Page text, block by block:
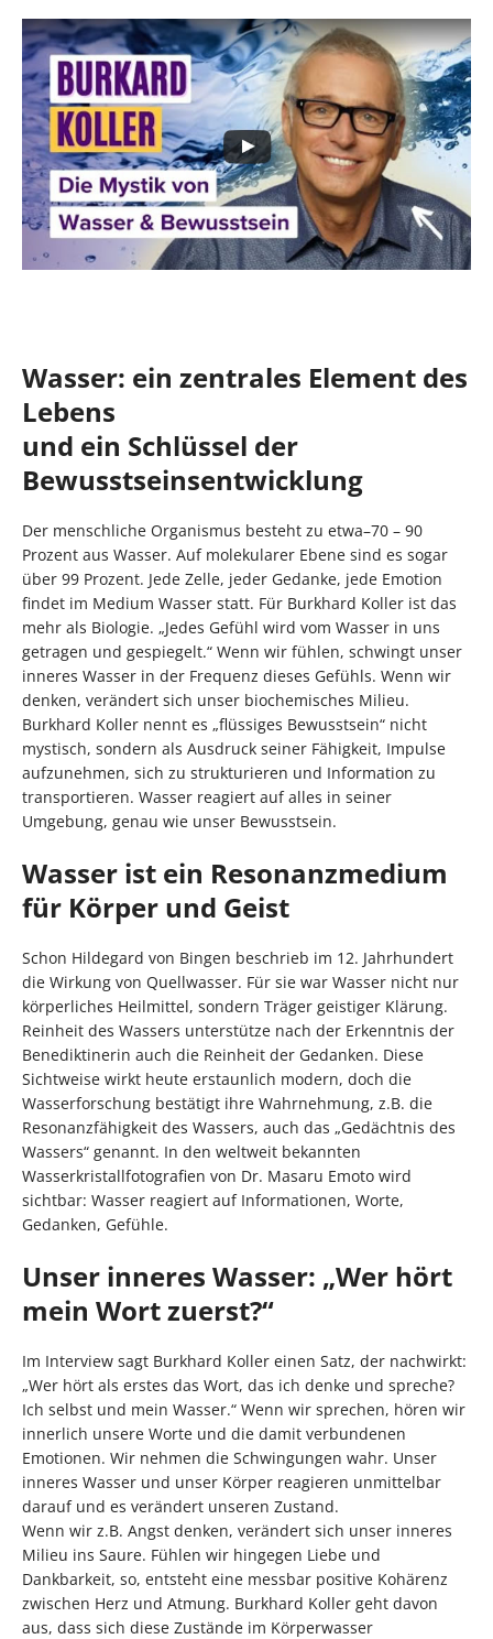
Wasser: ein zentrales Element des
Lebens
und ein Schlüssel der
Bewusstseinsentwicklung
Der menschliche Organismus besteht zu etwa–70 – 90
Prozent aus Wasser. Auf molekularer Ebene sind es sogar
über 99 Prozent. Jede Zelle, jeder Gedanke, jede Emotion
findet im Medium Wasser statt. Für Burkhard Koller ist das
mehr als Biologie. „Jedes Gefühl wird vom Wasser in uns
getragen und gespiegelt.“ Wenn wir fühlen, schwingt unser
inneres Wasser in der Frequenz dieses Gefühls. Wenn wir
denken, verändert sich unser biochemisches Milieu.
Burkhard Koller nennt es „flüssiges Bewusstsein“ nicht
mystisch, sondern als Ausdruck seiner Fähigkeit, Impulse
aufzunehmen, sich zu strukturieren und Information zu
transportieren. Wasser reagiert auf alles in seiner
Umgebung, genau wie unser Bewusstsein.
Wasser ist ein Resonanzmedium
für Körper und Geist
Schon Hildegard von Bingen beschrieb im 12. Jahrhundert
die Wirkung von Quellwasser. Für sie war Wasser nicht nur
körperliches Heilmittel, sondern Träger geistiger Klärung.
Reinheit des Wassers unterstütze nach der Erkenntnis der
Benediktinerin auch die Reinheit der Gedanken. Diese
Sichtweise wirkt heute erstaunlich modern, doch die
Wasserforschung bestätigt ihre Wahrnehmung, z.B. die
Resonanzfähigkeit des Wassers, auch das „Gedächtnis des
Wassers“ genannt. In den weltweit bekannten
Wasserkristallfotografien von Dr. Masaru Emoto wird
sichtbar: Wasser reagiert auf Informationen, Worte,
Gedanken, Gefühle.
Unser inneres Wasser: „Wer hört
mein Wort zuerst?“
Im Interview sagt Burkhard Koller einen Satz, der nachwirkt:
„Wer hört als erstes das Wort, das ich denke und spreche?
Ich selbst und mein Wasser.“ Wenn wir sprechen, hören wir
innerlich unsere Worte und die damit verbundenen
Emotionen. Wir nehmen die Schwingungen wahr. Unser
inneres Wasser und unser Körper reagieren unmittelbar
darauf und es verändert unseren Zustand.
Wenn wir z.B. Angst denken, verändert sich unser inneres
Milieu ins Saure. Fühlen wir hingegen Liebe und
Dankbarkeit, so, entsteht eine messbar positive Kohärenz
zwischen Herz und Atmung. Burkhard Koller geht davon
aus, dass sich diese Zustände im Körperwasser